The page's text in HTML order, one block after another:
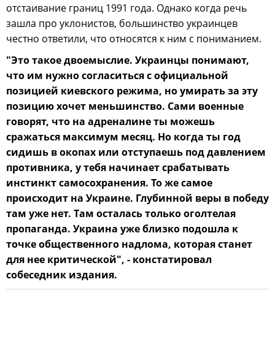
отстаивание границ 1991 года. Однако когда речь
зашла про уклонистов, большинство украинцев
честно ответили, что относятся к ним с пониманием.
"Это такое двоемыслие. Украинцы понимают,
что им нужно согласиться с официальной
позицией киевского режима, но умирать за эту
позицию хочет меньшинство. Сами военные
говорят, что на адреналине ты можешь
сражаться максимум месяц. Но когда ты год
сидишь в окопах или отступаешь под давлением
противника, у тебя начинает срабатывать
инстинкт самосохранения. То же самое
происходит на Украине. Глубинной веры в победу
там уже нет. Там осталась только оголтелая
пропаганда. Украина уже близко подошла к
точке общественного надлома, которая станет
для нее критической", - констатировал
собеседник издания.